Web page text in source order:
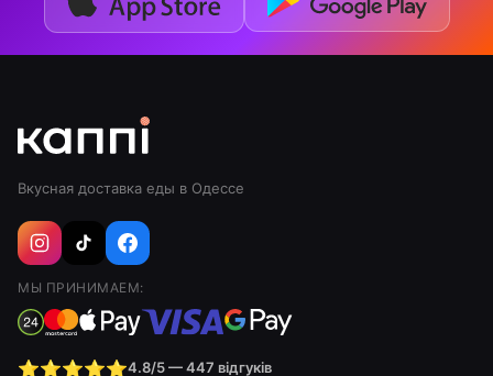
Вкусная доставка еды в Одессе
МЫ ПРИНИМАЕМ:
⭐⭐⭐⭐⭐4.8/5 — 447 відгуків